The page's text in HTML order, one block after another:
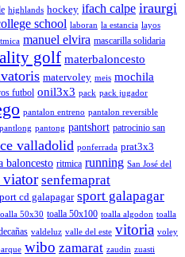
highlands hockey ifach calpe iraurgi
school laboran la estancia layos
manuel elvira mascarilla solidaria
golf materbaloncesto
matervoley meis mochila
futbol onil3x3 pack pack jugador
pantalon entreno pantalon reversible
pantlong pantong pantshort patrocinio san
valladolid ponferrada prat3x3
baloncesto ritmica running San José del
viator senfemaprat
cd galapagar sport galapagar
50x30 toalla 50x100 toalla algodon toalla
valdeluz valle del este vitoria voley
wibo zamarat zaudin zuasti